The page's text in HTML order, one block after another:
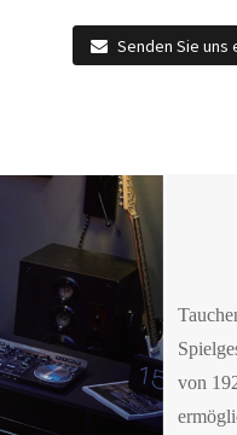
Senden Sie uns
von